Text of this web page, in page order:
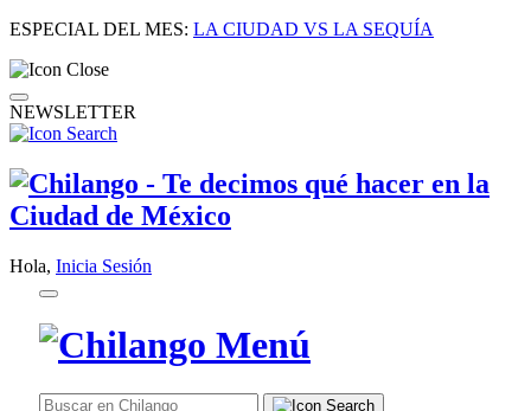
ESPECIAL DEL MES: LA CIUDAD VS LA SEQUÍA
NEWSLETTER
Hola, Inicia Sesión